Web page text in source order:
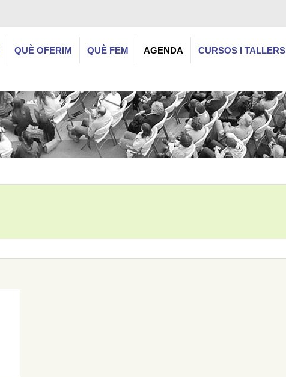
QUÈ OFERIM QUÈ FEM AGENDA CURSOS I TALLERS